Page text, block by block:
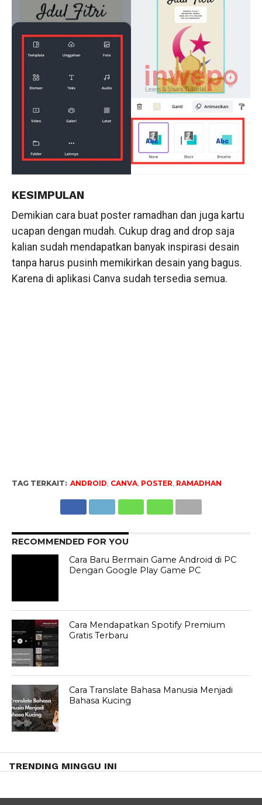
KESIMPULAN
Demikian cara buat poster ramadhan dan juga kartu
ucapan dengan mudah. Cukup drag and drop saja
kalian sudah mendapatkan banyak inspirasi desain
tanpa harus pusinh memikirkan desain yang bagus.
Karena di aplikasi Canva sudah tersedia semua.
TAG TERKAIT: ANDROID, CANVA, POSTER, RAMADHAN
RECOMMENDED FOR YOU
Cara Baru Bermain Game Android di PC
Dengan Google Play Game PC
Cara Mendapatkan Spotify Premium
Gratis Terbaru
Cara Translate Bahasa Manusia Menjadi
Bahasa Kucing
TRENDING MINGGU INI